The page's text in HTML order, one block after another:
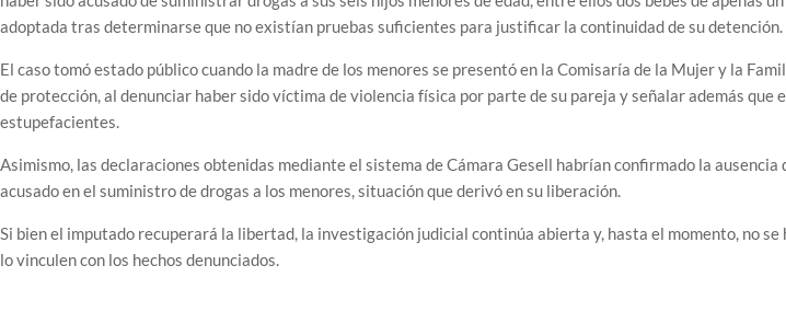
adoptada tras determinarse que no existían pruebas suficientes para justificar la continuidad de su detención.
El caso tomó estado público cuando la madre de los menores se presentó en la Comisaría de la Mujer y la
de protección, al denunciar haber sido víctima de violencia física por parte de su pareja y señalar además que
estupefacientes.
Asimismo, las declaraciones obtenidas mediante el sistema de Cámara Gesell habrían confirmado la ausencia
acusado en el suministro de drogas a los menores, situación que derivó en su liberación.
Si bien el imputado recuperará la libertad, la investigación judicial continúa abierta y, hasta el momento, no se
lo vinculen con los hechos denunciados.